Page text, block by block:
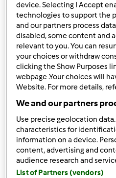
3. Affettare la punta di due
formare gli occhi.
4. Dalla scorza del limone
posizionarlo come nasino.
5. Tagliare il pomodoro,
cerchietto e due triangolini,
fiocchetto rosso.
device. Selecting I Accept
technologies to support the
and our partners process
disabled, some content and
relevant to you. You can
your choices or withdraw
clicking the Show Purposes
webpage .Your choices will
Website. For more details,
We and our partners
Use precise geolocation
characteristics for
information on a device.
content, advertising and
audience research and
List of Partners (vendors)